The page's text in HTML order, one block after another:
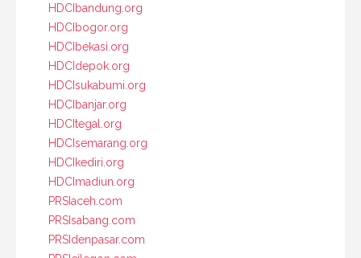
HDCIbandung.org
HDCIbogor.org
HDCIbekasi.org
HDCIdepok.org
HDCIsukabumi.org
HDCIbanjar.org
HDCItegal.org
HDCIsemarang.org
HDCIkediri.org
HDCImadiun.org
PRSIaceh.com
PRSIsabang.com
PRSIdenpasar.com